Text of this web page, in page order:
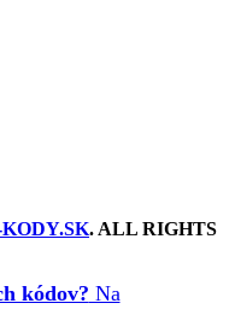
. ALL RIGHTS
kódov? Na